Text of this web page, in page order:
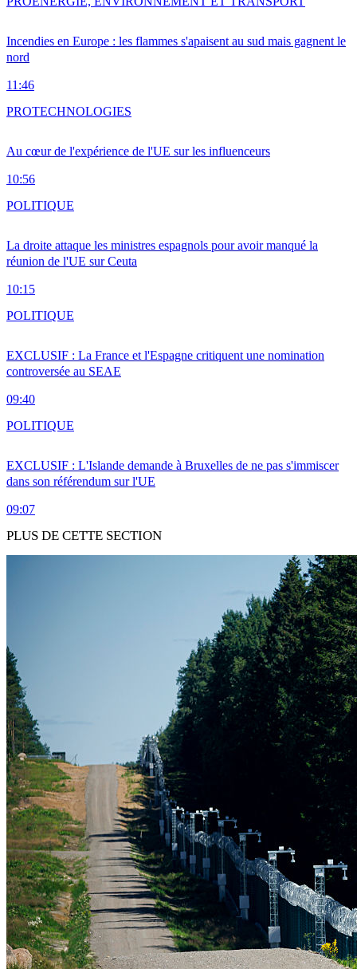
Incendies en Europe : les flammes s'apaisent au sud mais gagnent le
nord
11:46
Au cœur de l'expérience de l'UE sur les influenceurs
10:56
PROTECHNOLOGIES
La droite attaque les ministres espagnols pour avoir manqué la
réunion de l'UE sur Ceuta
10:15
POLITIQUE
EXCLUSIF : La France et l'Espagne critiquent une nomination
controversée au SEAE
09:40
POLITIQUE
EXCLUSIF : L'Islande demande à Bruxelles de ne pas s'immiscer
dans son référendum sur l'UE
09:07
POLITIQUE
PLUS DE CETTE SECTION